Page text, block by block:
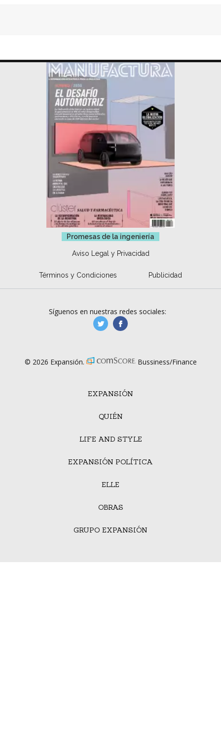
Promesas de la ingeniería
Aviso Legal y Privacidad
Términos y Condiciones Publicidad
EXPANSIÓN
QUIÉN
LIFE AND STYLE
EXPANSIÓN POLÍTICA
ELLE
OBRAS
GRUPO EXPANSIÓN
Síguenos en nuestras redes sociales:
manufacturaGE
© 2026 Expansión. Bussiness/Finance